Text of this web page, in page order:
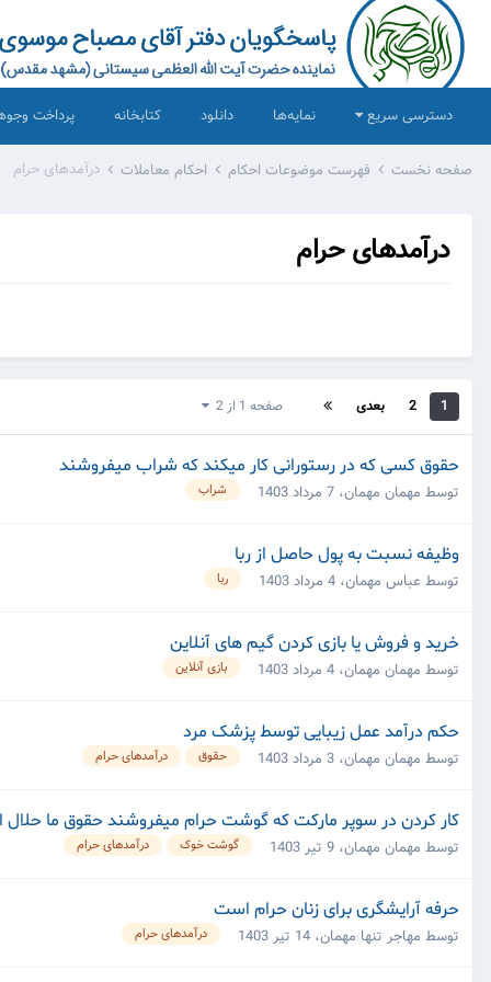
دسترسی سریع نمایه‌ها دانلود کتابخانه پرداخت
صفحه نخست فهرست موضوعات احکام احکام معاملات درآمدهای حرام
درآمدهای حرام
1
2 بعدی صفحه 1 از 2
حقوق کسی که در رستورانی کار میکند که شراب میفروشند
توسط مهمان مهمان، 7 مرداد 1403 شراب
وظیفه نسبت به پول حاصل از ربا
توسط عباس مهمان، 4 مرداد 1403 ربا
خرید و فروش یا بازی کردن گیم های آنلاین
توسط مهمان مهمان، 4 مرداد 1403 بازی آنلاین
حکم درآمد عمل زیبایی توسط پزشک مرد
توسط مهمان مهمان، 3 مرداد 1403 حقوق درآمدهای حرام
کار کردن در سوپر مارکت که گوشت حرام میفروشند حقوق ما
توسط مهمان مهمان، 9 تیر 1403 گوشت خوک درآمدهای حرام
حرفه آرایشگری برای زنان حرام است
توسط مهاجر تنها مهمان، 14 تیر 1403 درآمدهای حرام